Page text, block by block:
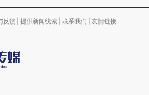
反馈 提供新闻线索 联系我们 友情链接